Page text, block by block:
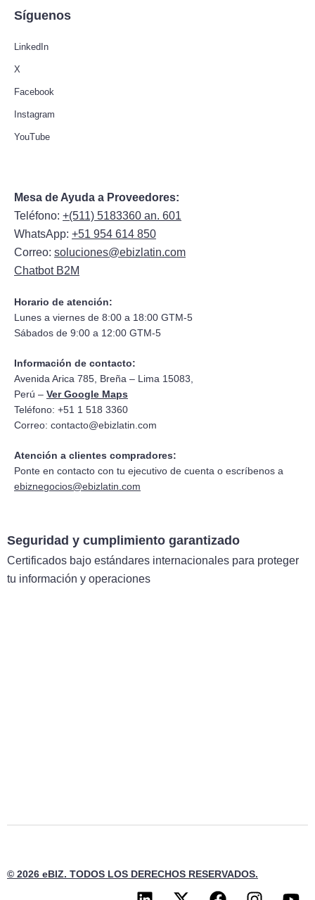
Síguenos
LinkedIn
X
Facebook
Instagram
YouTube
Mesa de Ayuda a Proveedores:
Teléfono: +(511) 5183360 an. 601
WhatsApp: +51 954 614 850
Correo: soluciones@ebizlatin.com
Chatbot B2M
Horario de atención:
Lunes a viernes de 8:00 a 18:00 GTM-5
Sábados de 9:00 a 12:00 GTM-5
Información de contacto:
Avenida Arica 785, Breña – Lima 15083,
Perú – Ver Google Maps
Teléfono: +51 1 518 3360
Correo: contacto@ebizlatin.com
Atención a clientes compradores:
Ponte en contacto con tu ejecutivo de cuenta o escríbenos a
ebiznegocios@ebizlatin.com
Seguridad y cumplimiento garantizado
Certificados bajo estándares internacionales para proteger
tu información y operaciones
© 2026 eBIZ. TODOS LOS DERECHOS RESERVADOS.
L
X
F
I
Y